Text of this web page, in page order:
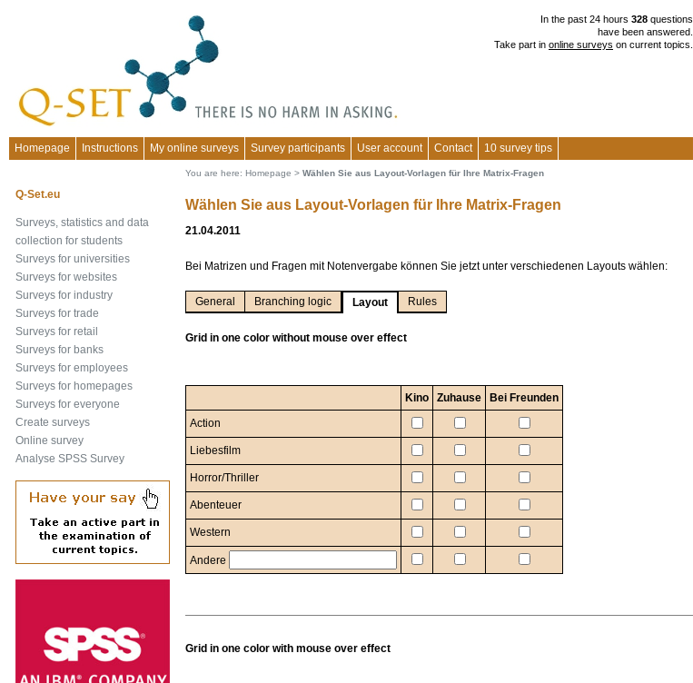
In the past 24 hours 328 questions
have been answered.
Take part in online surveys on current topics.
Homepage
Instructions My online surveys Survey participants User account Contact 10 survey tips
You are here: Homepage > Wählen Sie aus Layout-Vorlagen für Ihre Matrix-Fragen
Wählen Sie aus Layout-Vorlagen für Ihre Matrix-Fragen
21.04.2011
Bei Matrizen und Fragen mit Notenvergabe können Sie jetzt unter verschiedenen Layouts wählen:
General Branching logic Layout Rules
Grid in one color without mouse over effect
Kino Zuhause
Bei Freunden
Action
Liebesfilm
Horror/Thriller
Abenteuer
Western
Andere
Grid in one color with mouse over effect
Q-Set.eu
Surveys, statistics and data
collection for students
Surveys for universities
Surveys for websites
Surveys for industry
Surveys for trade
Surveys for retail
Surveys for banks
Surveys for employees
Surveys for homepages
Surveys for everyone
Create surveys
Online survey
Analyse SPSS Survey